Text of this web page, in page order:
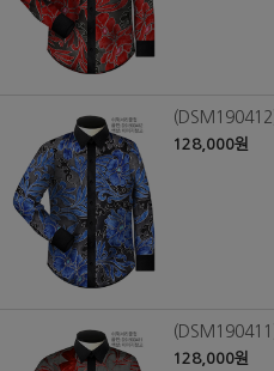
128,000원
128,000원